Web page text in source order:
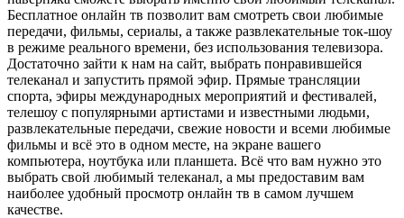
Бесплатное онлайн тв позволит вам смотреть свои любимые
передачи, фильмы, сериалы, а также развлекательные ток-шоу
в режиме реального времени, без использования телевизора.
Достаточно зайти к нам на сайт, выбрать понравившейся
телеканал и запустить прямой эфир. Прямые трансляции
спорта, эфиры международных мероприятий и фестивалей,
телешоу с популярными артистами и известными людьми,
развлекательные передачи, свежие новости и всеми любимые
фильмы и всё это в одном месте, на экране вашего
компьютера, ноутбука или планшета. Всё что вам нужно это
выбрать свой любимый телеканал, а мы предоставим вам
наиболее удобный просмотр онлайн тв в самом лучшем
качестве.